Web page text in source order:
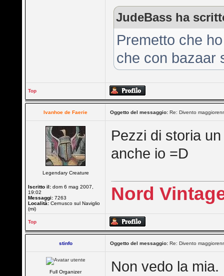
JudeBass ha
Premetto che
che con bazaar
Top
Ivanhoe de Faerie Oggetto del messaggio: Re: Divento
Legendary Creature
Iscritto il: dom 6 mag 2007,
19:02
Messaggi: 7263
Località: Cernusco sul Naviglio
(mi)
Pezzi di storia
anche io =D
Nord
Top
stinfo Oggetto del messaggio: Re: Divento
Full Organizer
Non vedo la mia.